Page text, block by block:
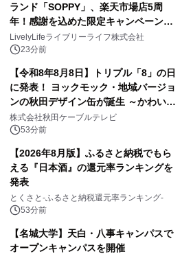
ランド「SOPPY」、楽天市場店5周
年！感謝を込めた限定キャンペーンを
8月10日より開催
LivelyLifeライブリーライフ株式会社
23分前
【令和8年8月8日】トリプル「8」の日
に発表！ ヨックモック・地域バージョ
ンの秋田デザイン缶が誕生 ～かわいい
秋田犬の子犬と秋田の四季と名所を巡
るパッケージ～ 9月1日(火)秋田県内で
株式会社秋田ケーブルテレビ
53分前
【2026年8月版】ふるさと納税でもら
える『日本酒』の還元率ランキングを
発表
とくさと-ふるさと納税還元率ランキング-
53分前
【名城大学】天白・八事キャンパスで
オープンキャンパスを開催